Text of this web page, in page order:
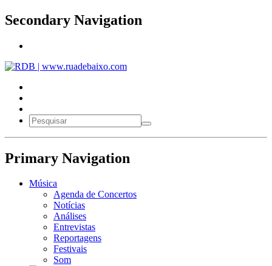
Secondary Navigation
Primary Navigation
Música
Agenda de Concertos
Notícias
Análises
Entrevistas
Reportagens
Festivais
Som